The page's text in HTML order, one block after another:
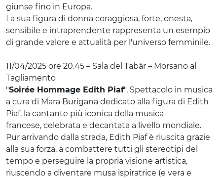
giunse fino in Europa.
La sua figura di donna coraggiosa, forte, onesta,
sensibile e intraprendente rappresenta un esempio
di grande valore e attualità per l'universo femminile.
11/04/2025 ore 20.45 – Sala del Tabàr – Morsano al
Tagliamento
"Soirée Hommage Edith Piaf", Spettacolo in musica
a cura di Mara Burigana dedicato alla figura di Edith
Piaf, la cantante più iconica della musica
francese, celebrata e decantata a livello mondiale.
Pur arrivando dalla strada, Edith Piaf è riuscita grazie
alla sua forza, a combattere tutti gli stereotipi del
tempo e perseguire la propria visione artistica,
riuscendo a diventare musa ispiratrice (e vera e